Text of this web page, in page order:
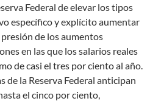
Federal de elevar los tipos
específico y explícito aumentar
de los aumentos
en las que los salarios reales
de casi el tres por ciento al año.
de la Reserva Federal anticipan
el cinco por ciento,